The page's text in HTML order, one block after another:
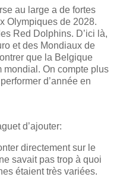
au large a de fortes
Olympiques de 2028.
Red Dolphins. D’ici là,
et des Mondiaux de
que la Belgique
mondial. On compte plus
d’année en
d’ajouter:
directement sur le
savait pas trop à quoi
étaient très variées.